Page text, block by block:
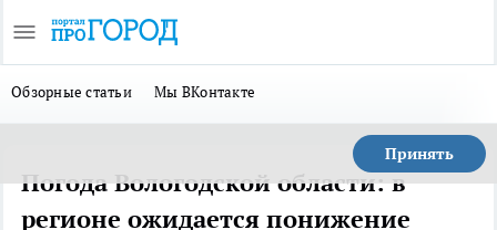
Обзорные статьи Мы ВКонтакте
Принять
Погода Вологодской области: в
регионе ожидается понижение